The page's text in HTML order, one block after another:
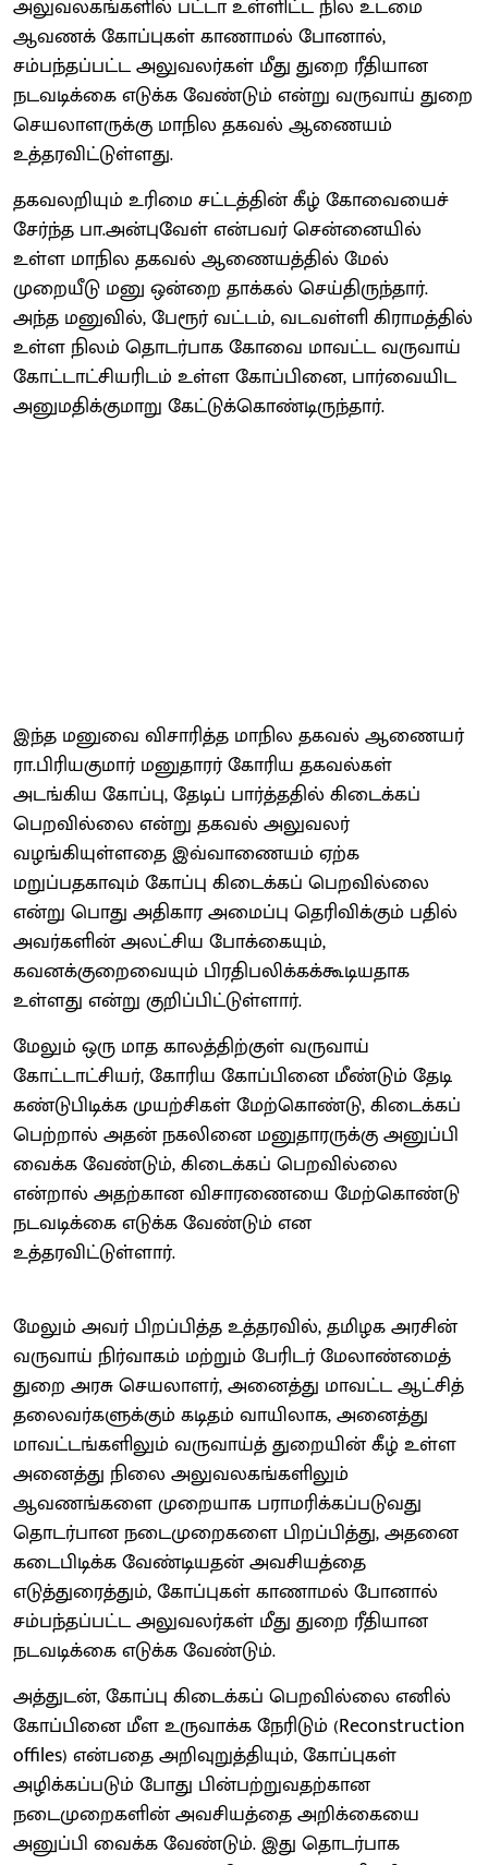
அலுவலகங்களில் பட்டா உள்ளிட்ட நில உடமை
ஆவணக் கோப்புகள் காணாமல் போனால்,
சம்பந்தப்பட்ட அலுவலர்கள் மீது துறை ரீதியான
நடவடிக்கை எடுக்க வேண்டும் என்று வருவாய் துறை
செயலாளருக்கு மாநில தகவல் ஆணையம்
உத்தரவிட்டுள்ளது.
தகவலறியும் உரிமை சட்டத்தின் கீழ் கோவையைச்
சேர்ந்த பா.அன்புவேள் என்பவர் சென்னையில்
உள்ள மாநில தகவல் ஆணையத்தில் மேல்
முறையீடு மனு ஒன்றை தாக்கல் செய்திருந்தார்.
அந்த மனுவில், பேரூர் வட்டம், வடவள்ளி கிராமத்தில்
உள்ள நிலம் தொடர்பாக கோவை மாவட்ட வருவாய்
கோட்டாட்சியரிடம் உள்ள கோப்பினை, பார்வையிட
அனுமதிக்குமாறு கேட்டுக்கொண்டிருந்தார்.
இந்த மனுவை விசாரித்த மாநில தகவல் ஆணையர்
ரா.பிரியகுமார் மனுதாரர் கோரிய தகவல்கள்
அடங்கிய கோப்பு, தேடிப் பார்த்ததில் கிடைக்கப்
பெறவில்லை என்று தகவல் அலுவலர்
வழங்கியுள்ளதை இவ்வாணையம் ஏற்க
மறுப்பதகாவும் கோப்பு கிடைக்கப் பெறவில்லை
என்று பொது அதிகார அமைப்பு தெரிவிக்கும் பதில்
அவர்களின் அலட்சிய போக்கையும்,
கவனக்குறைவையும் பிரதிபலிக்கக்கூடியதாக
உள்ளது என்று குறிப்பிட்டுள்ளார்.
மேலும் ஒரு மாத காலத்திற்குள் வருவாய்
கோட்டாட்சியர், கோரிய கோப்பினை மீண்டும் தேடி
கண்டுபிடிக்க முயற்சிகள் மேற்கொண்டு, கிடைக்கப்
பெற்றால் அதன் நகலினை மனுதாரருக்கு அனுப்பி
வைக்க வேண்டும், கிடைக்கப் பெறவில்லை
என்றால் அதற்கான விசாரணையை மேற்கொண்டு
நடவடிக்கை எடுக்க வேண்டும் என
உத்தரவிட்டுள்ளார்.
மேலும் அவர் பிறப்பித்த உத்தரவில், தமிழக அரசின்
வருவாய் நிர்வாகம் மற்றும் பேரிடர் மேலாண்மைத்
துறை அரசு செயலாளர், அனைத்து மாவட்ட ஆட்சித்
தலைவர்களுக்கும் கடிதம் வாயிலாக, அனைத்து
மாவட்டங்களிலும் வருவாய்த் துறையின் கீழ் உள்ள
அனைத்து நிலை அலுவலகங்களிலும்
ஆவணங்களை முறையாக பராமரிக்கப்படுவது
தொடர்பான நடைமுறைகளை பிறப்பித்து, அதனை
கடைபிடிக்க வேண்டியதன் அவசியத்தை
எடுத்துரைத்தும், கோப்புகள் காணாமல் போனால்
சம்பந்தப்பட்ட அலுவலர்கள் மீது துறை ரீதியான
நடவடிக்கை எடுக்க வேண்டும்.
அத்துடன், கோப்பு கிடைக்கப் பெறவில்லை எனில்
கோப்பினை மீள உருவாக்க நேரிடும் (Reconstruction
offiles) என்பதை அறிவுறுத்தியும், கோப்புகள்
அழிக்கப்படும் போது பின்பற்றுவதற்கான
நடைமுறைகளின் அவசியத்தை அறிக்கையை
அனுப்பி வைக்க வேண்டும். இது தொடர்பாக